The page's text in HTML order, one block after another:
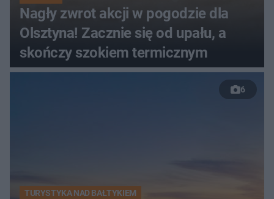
Nagły zwrot akcji w pogodzie dla
Olsztyna! Zacznie się od upału, a
skończy szokiem termicznym
6
TURYSTYKA NAD BAŁTYKIEM